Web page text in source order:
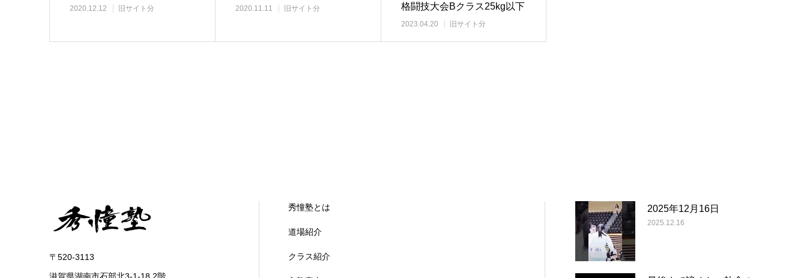
2020.12.12 旧サイト分 2020.11.11 旧サイト分
格闘技大会Bクラス25kg以下
近藤 優淸 …
2023.04.20 旧サイト分
〒520-3113
秀憧塾とは
道場紹介
クラス紹介
2025年12月16日
2025.12.16